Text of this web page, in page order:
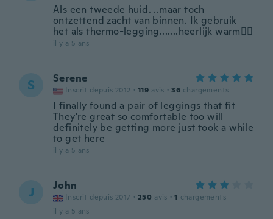
Als een tweede huid. ..maar toch
ontzettend zacht van binnen. Ik gebruik
het als thermo-legging.......heerlijk warm👍🏻
il y a 5 ans
S Serene
Inscrit depuis 2012 · 119 avis · 36 chargements
I finally found a pair of leggings that fit
They're great so comfortable too will
definitely be getting more just took a while
to get here
il y a 5 ans
J John
Inscrit depuis 2017 · 250 avis · 1 chargements
il y a 5 ans